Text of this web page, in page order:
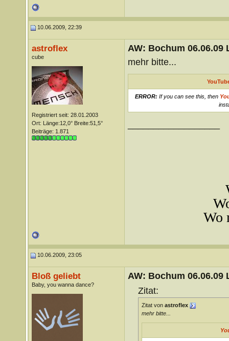
10.06.2009, 22:39
astroflex
cube
Registriert seit: 28.01.2003
Ort: Länge:12,0° Breite:51,5°
Beiträge: 1.871
AW: Bochum 06.06.09
mehr bitte...
ERROR: If you can see this, then
Wo
10.06.2009, 23:05
Bloß geliebt
Baby, you wanna dance?
AW: Bochum 06.06.09
Zitat:
Zitat von astroflex
mehr bitte...